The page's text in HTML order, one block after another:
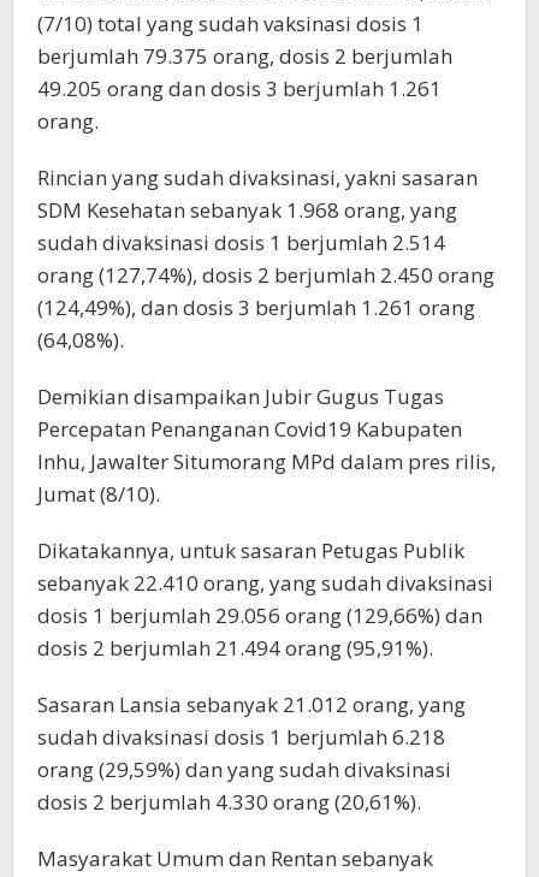
(7/10) total yang sudah vaksinasi dosis 1
berjumlah 79.375 orang, dosis 2 berjumlah
49.205 orang dan dosis 3 berjumlah 1.261
orang.
Rincian yang sudah divaksinasi, yakni sasaran
SDM Kesehatan sebanyak 1.968 orang, yang
sudah divaksinasi dosis 1 berjumlah 2.514
orang (127,74%), dosis 2 berjumlah 2.450 orang
(124,49%), dan dosis 3 berjumlah 1.261 orang
(64,08%).
Demikian disampaikan Jubir Gugus Tugas
Percepatan Penanganan Covid19 Kabupaten
Inhu, Jawalter Situmorang MPd dalam pres rilis,
Jumat (8/10).
Dikatakannya, untuk sasaran Petugas Publik
sebanyak 22.410 orang, yang sudah divaksinasi
dosis 1 berjumlah 29.056 orang (129,66%) dan
dosis 2 berjumlah 21.494 orang (95,91%).
Sasaran Lansia sebanyak 21.012 orang, yang
sudah divaksinasi dosis 1 berjumlah 6.218
orang (29,59%) dan yang sudah divaksinasi
dosis 2 berjumlah 4.330 orang (20,61%).
Masyarakat Umum dan Rentan sebanyak